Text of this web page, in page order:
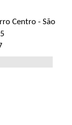
Centro - São